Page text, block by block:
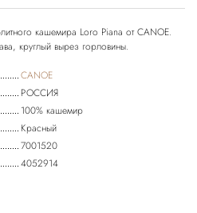
кашемира Loro Piana от CANOE.
круглый вырез горловины.
CANOE
РОССИЯ
100% кашемир
Красный
7001520
4052914